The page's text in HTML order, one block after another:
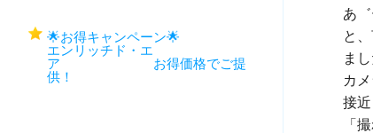
🌟お得キャンペーン🌟
エンリッチド・エ
ア お得価格でご提
供！
あ
と
ま
カ
接
「